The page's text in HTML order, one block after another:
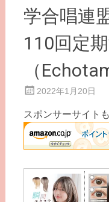
学合唱連
110回定期
（
2022年1月20日
スポンサーサイト